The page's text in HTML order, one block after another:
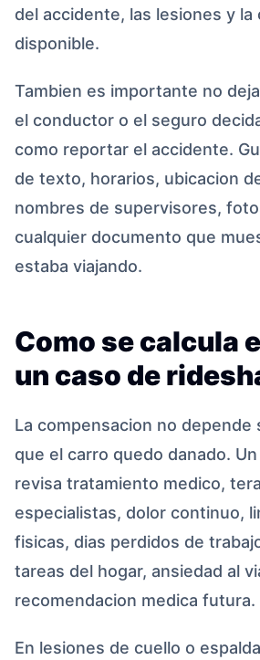
del accidente, las lesiones y la
disponible.
Tambien es importante no
el conductor o el seguro
como reportar el accidente.
de texto, horarios, ubicacion
nombres de supervisores,
cualquier documento que
estaba viajando.
Como se calcula
un caso de
La compensacion no depende
que el carro quedo danado.
revisa tratamiento medico,
especialistas, dolor continuo,
fisicas, dias perdidos de
tareas del hogar, ansiedad al
recomendacion medica futura.
En lesiones de cuello o